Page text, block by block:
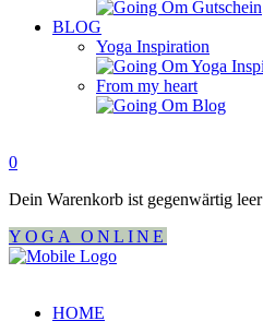
BLOG
Yoga Inspiration
From my heart
0
Dein Warenkorb ist gegenwärtig leer
YOGA ONLINE
HOME